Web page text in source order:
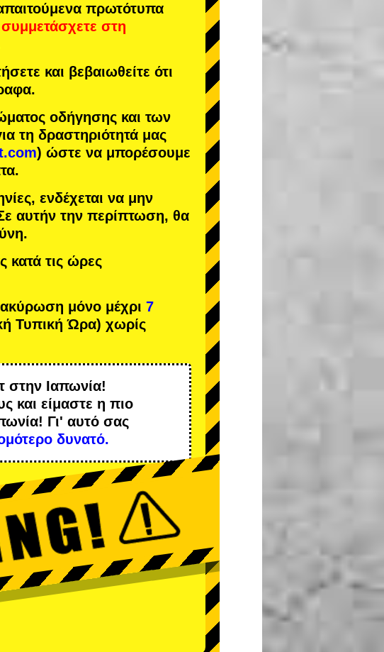
πρωτότυπα
στη
και βεβαιωθείτε ότι
οδήγησης και των
τη δραστηριότητά μας
) ώστε να μπορέσουμε
ενδέχεται να μην
αυτήν την περίπτωση, θα
κατά τις ώρες
ακύρωση μόνο μέχρι 7
Τυπική Ώρα) χωρίς
στην Ιαπωνία!
και είμαστε η πιο
Γι' αυτό σας
δυνατό.